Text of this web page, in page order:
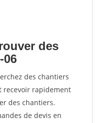
des
06
des chantiers
recevoir rapidement
des chantiers.
de devis en